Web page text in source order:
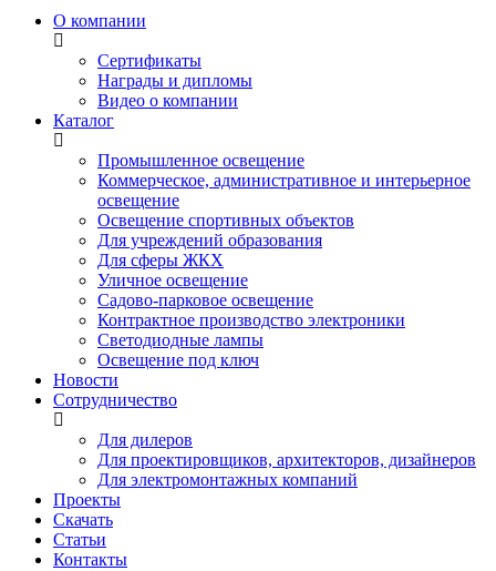
О компании
Сертификаты
Награды и дипломы
Видео о компании
Каталог
Промышленное освещение
Коммерческое, административное и интерьерное
освещение
Освещение спортивных объектов
Для учреждений образования
Для сферы ЖКХ
Уличное освещение
Садово-парковое освещение
Контрактное производство электроники
Светодиодные лампы
Освещение под ключ
Новости
Сотрудничество
Для дилеров
Для проектировщиков, архитекторов, дизайнеров
Для электромонтажных компаний
Проекты
Скачать
Статьи
Контакты